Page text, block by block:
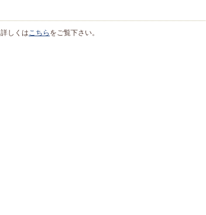
しくはこちら をご覧下さい。